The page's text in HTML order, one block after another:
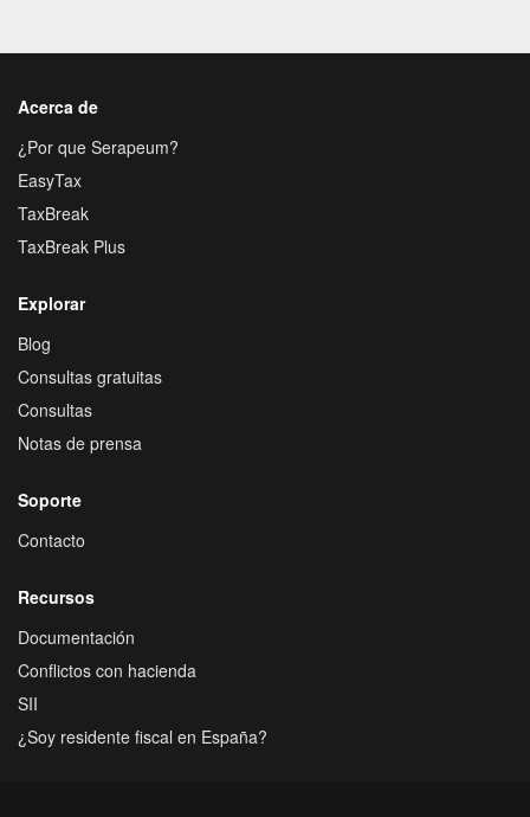
Acerca de
¿Por que Serapeum?
EasyTax
TaxBreak
TaxBreak Plus
Explorar
Blog
Consultas gratuitas
Consultas
Notas de prensa
Soporte
Contacto
Recursos
Documentación
Conflictos con hacienda
SII
¿Soy residente fiscal en España?